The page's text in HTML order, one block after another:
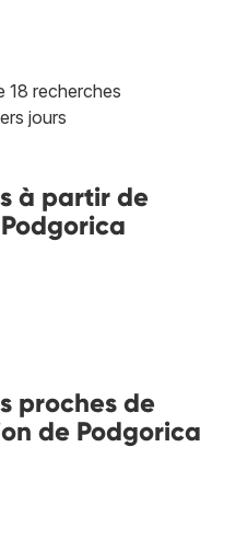
18 recherches
jours
à partir de
proches de
de Podgorica